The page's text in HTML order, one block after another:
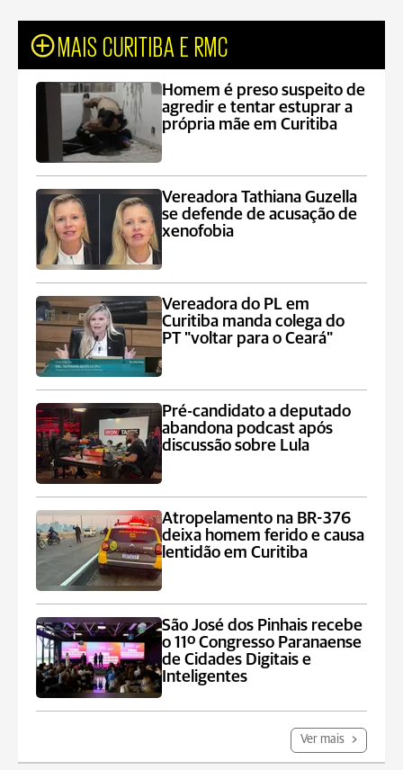
MAIS CURITIBA E RMC
Homem é preso suspeito de
agredir e tentar estuprar a
própria mãe em Curitiba
Vereadora Tathiana Guzella
se defende de acusação de
xenofobia
Vereadora do PL em
Curitiba manda colega do
PT "voltar para o Ceará"
Pré-candidato a deputado
abandona podcast após
discussão sobre Lula
Atropelamento na BR-376
deixa homem ferido e causa
lentidão em Curitiba
São José dos Pinhais recebe
o 11º Congresso Paranaense
de Cidades Digitais e
Inteligentes
Ver mais